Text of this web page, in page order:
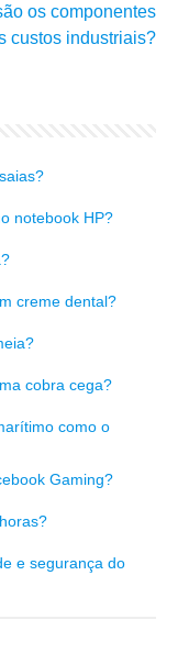
os componentes
custos industriais?
notebook HP?
creme dental?
cobra cega?
como o
Gaming?
e segurança do